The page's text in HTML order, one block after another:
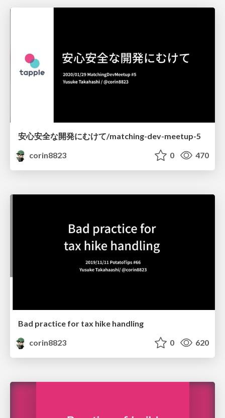
安心安全な開発にむけて/matching-dev-meetup-5
corin8823
0 470
Bad practice for tax hike handling
corin8823
0 620